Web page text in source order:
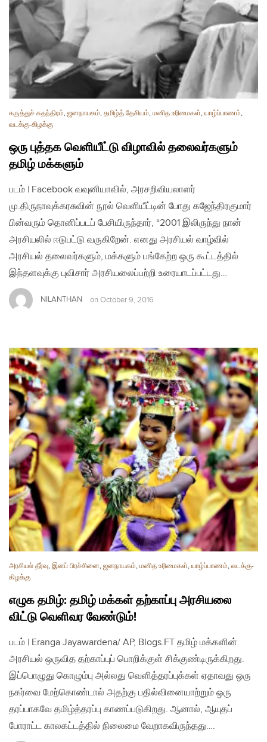
கருத்துச் சுதந்திரம், ஜனநாயகம், தமிழ்த் தேசியம், மனித உரிமைகள், யாழ்ப்பாணம்,
வடக்கு-கிழக்கு
ஒரு புத்தக வெளியீட்டு விழாவில் தலைவர்களும்
தமிழ் மக்களும்
படம் | Facebook வவுனியாவில், அரசறிவியலாளர்
மு.திருநாவுக்கரசுவின் நூல் வெளியீட்டின் போது கஜேந்திரகுமார்
பின்வரும் தொனிப்படப் பேசியிருந்தார், “2001 இலிருந்து நான்
அரசியலில் ஈடுபட்டு வருகிறேன். எனது அரசியல் வாழ்வில்
அரசியல் தலைவர்களும், மக்களும் பங்கேற்ற ஒரு கூட்டத்தில்
இந்தளவுக்கு புவிசார் அரசியலைப்பற்றி உரையாடப்பட்டது…
NILANTHAN on October 9, 2016
அரசியல் தீர்வு, இனப் பிரச்சினை, ஜனநாயகம், மனித உரிமைகள், யாழ்ப்பாணம், வடக்கு-
கிழக்கு
எழுக தமிழ்: தமிழ் மக்கள் தற்காப்பு அரசியலை
விட்டு வெளிவர வேண்டும்!
படம் | Eranga Jayawardena/ AP, Blogs.FT தமிழ் மக்களின்
அரசியல் ஒருவித தற்காப்புப் பொறிக்குள் சிக்குண்டிருக்கிறது.
இப்பொழுது கொழும்பு அல்லது வெளித்தரப்புக்கள் ஏதாவது ஒரு
நகர்வை மேற்கொண்டால் அதற்கு பதில்வினையாற்றும் ஒரு
தரப்பாகவே தமிழ்த்தரப்பு காணப்படுகிறது. ஆனால், ஆயுதப்
போராட்ட காலகட்டத்தில் நிலைமை வேறாகவிருந்தது….